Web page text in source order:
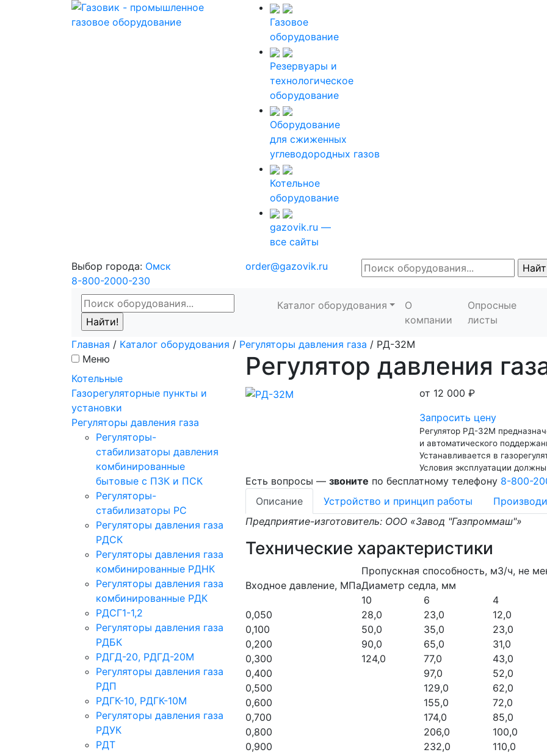
Газовое
оборудование
Резервуары и
технологическое
оборудование
Оборудование
для сжиженных
углеводородных газов
Котельное
оборудование
gazovik.ru —
все сайты
Выбор города: Омск
8-800-2000-230
order@gazovik.ru
Каталог оборудования
О
компании
Опросные
листы
Главная / Каталог оборудования / Регуляторы давления газа / РД-32М
Меню
Котельные
Газорегуляторные пункты и
установки
Регуляторы давления газа
Регуляторы-
стабилизаторы давления
комбинированные
бытовые с ПЗК и ПСК
Регуляторы-
стабилизаторы РС
Регуляторы давления газа
РДСК
Регуляторы давления газа
комбинированные РДНК
Регуляторы давления газа
комбинированные РДК
РДСГ1-1,2
Регуляторы давления газа
РДБК
РДГД-20, РДГД-20М
Регуляторы давления газа
РДП
РДГК-10, РДГК-10М
Регуляторы давления газа
РДУК
РДТ
Регулятор давления
от 12 000 ₽
Запросить цену
Регулятор РД-32М
и автоматического
Устанавливается в
Условия эксплуатации
Есть вопросы — звоните по бесплатному телефону 8-800-
Описание
Устройство и принцип работы
Предприятие-изготовитель: ООО «Завод "Газпроммаш"»
Технические характеристики
Входное давление, МПа
Пропускная способность, м3/ч, не
Диаметр седла, мм
10
6
4
0,050
0,100
0,200
0,300
0,400
0,500
0,600
0,700
0,800
0,900
28,0
50,0
90,0
124,0
23,0
35,0
65,0
77,0
97,0
129,0
155,0
174,0
206,0
232,0
12,0
23,0
31,0
43,0
52,0
62,0
72,0
85,0
100,0
110,0